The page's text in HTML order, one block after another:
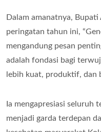
Dalam amanatnya,
peringatan tahun ini,
mengandung pesan
adalah fondasi bagi
lebih kuat, produktif, dan
Ia mengapresiasi seluruh
menjadi garda terdepan